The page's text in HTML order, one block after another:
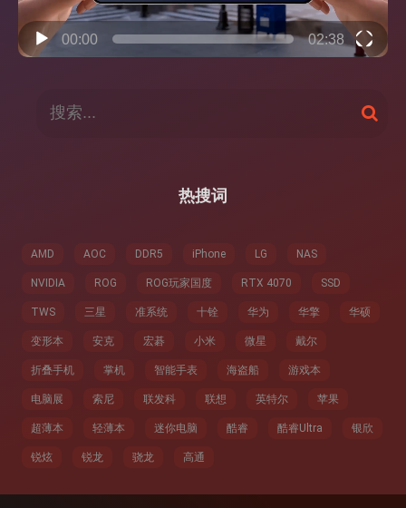
00:00 02:38
搜
索
热搜词
AMD AOC DDR5 iPhone LG NAS
NVIDIA ROG ROG玩家国度 RTX 4070 SSD
TWS 三星 准系统 十铨 华为 华擎 华硕
变形本 安克 宏碁 小米 微星 戴尔
折叠手机 掌机 智能手表 海盗船 游戏本
电脑展 索尼 联发科 联想 英特尔 苹果
超薄本 轻薄本 迷你电脑 酷睿 酷睿Ultra 银欣
锐炫 锐龙 骁龙 高通